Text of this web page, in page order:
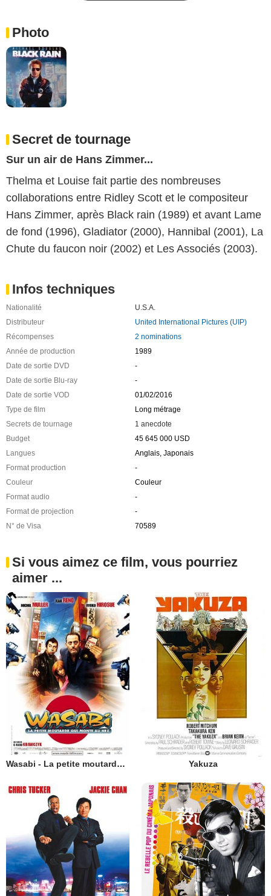
Photo
Secret de tournage
Sur un air de Hans Zimmer...
Thelma et Louise fait partie des nombreuses
collaborations entre Ridley Scott et le compositeur
Hans Zimmer, après Black rain (1989) et avant Lame
de fond (1996), Gladiator (2000), Hannibal (2001), La
Chute du faucon noir (2002) et Les Associés (2003).
Infos techniques
Nationalité
U.S.A.
Distributeur
United International Pictures (UIP)
Récompenses
2 nominations
Année de production
1989
Date de sortie DVD
-
Date de sortie Blu-ray
-
Date de sortie VOD
01/02/2016
Type de film
Long métrage
Secrets de tournage
1 anecdote
Budget
45 645 000 USD
Langues
Anglais, Japonais
Format production
-
Couleur
Couleur
Format audio
-
Format de projection
-
N° de Visa
70589
Si vous aimez ce film, vous pourriez
aimer ...
Wasabi - La petite moutarde qui monte au nez Yakuza